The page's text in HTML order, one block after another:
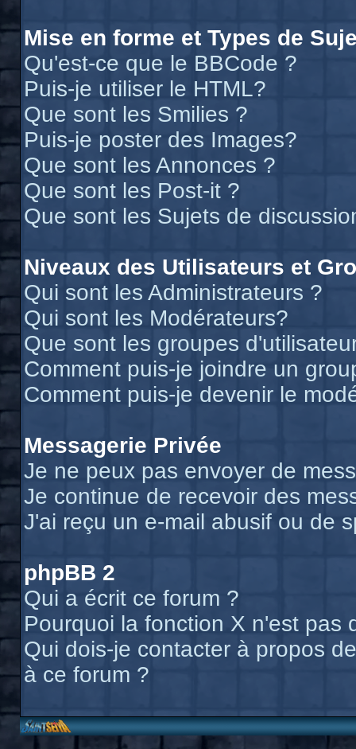
Mise en forme et Types de
Qu'est-ce que le BBCode ?
Puis-je utiliser le HTML?
Que sont les Smilies ?
Puis-je poster des Images?
Que sont les Annonces ?
Que sont les Post-it ?
Que sont les Sujets de
Niveaux des Utilisateurs et
Qui sont les Administrateurs ?
Qui sont les Modérateurs?
Que sont les groupes
Comment puis-je joindre un
Comment puis-je devenir le
Messagerie Privée
Je ne peux pas envoyer de
Je continue de recevoir des
J'ai reçu un e-mail abusif ou de
phpBB 2
Qui a écrit ce forum ?
Pourquoi la fonction X n'est pas
Qui dois-je contacter à propos
à ce forum ?